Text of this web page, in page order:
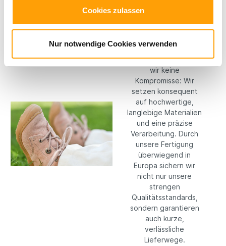
Cookies zulassen
Nur notwendige Cookies verwenden
Hochwertige
Materialien
Bei RICOSTA machen
wir keine
Kompromisse: Wir
setzen konsequent
auf hochwertige,
langlebige Materialien
und eine präzise
Verarbeitung. Durch
unsere Fertigung
überwiegend in
Europa sichern wir
nicht nur unsere
strengen
Qualitätsstandards,
sondern garantieren
auch kurze,
verlässliche
Lieferwege.